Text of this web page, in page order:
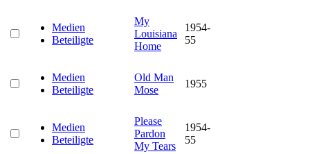
Medien
Beteiligte
My
Louisiana
Home
1954-
55
Medien
Beteiligte
Old Man
Mose
1955
Medien
Beteiligte
Please
Pardon
My Tears
1954-
55